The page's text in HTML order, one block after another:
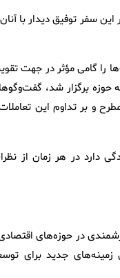
سفر توفیق دیدار با آنان
را گامی مؤثر در جهت
حوزه برگزار شد،
و بر تداوم این
دارد در هر زمان از
در حوزه‌های
جدید برای